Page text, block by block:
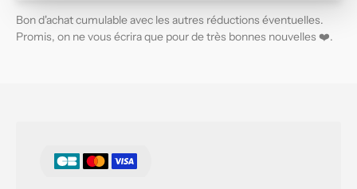
Bon d'achat cumulable avec les autres réductions éventuelles.
Promis, on ne vous écrira que pour de très bonnes nouvelles ❤️.